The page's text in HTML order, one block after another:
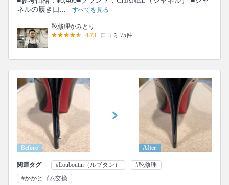
ネルの履き口...
すべてを見る
靴修理かみとり
4.73
口コミ 75件
Before After
関連タグ #Louboutin（ルブタン）
#靴修理
#かかとゴム交換
...